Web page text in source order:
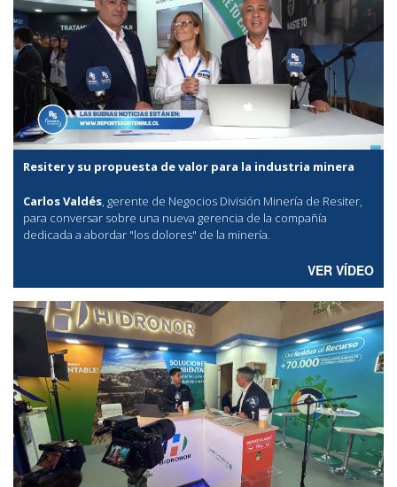
Resiter y su propuesta de valor para la industria minera
Carlos Valdés, gerente de Negocios División Minería de Resiter,
para conversar sobre una nueva gerencia de la compañía
dedicada a abordar "los dolores" de la minería.
VER VÍDEO